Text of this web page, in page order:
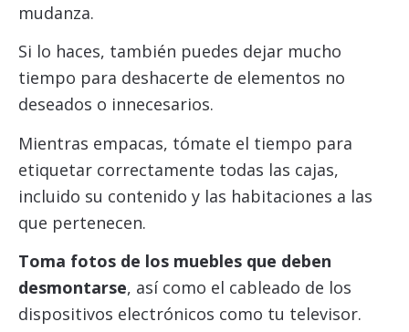
mudanza.
Si lo haces, también puedes dejar mucho
tiempo para deshacerte de elementos no
deseados o innecesarios.
Mientras empacas, tómate el tiempo para
etiquetar correctamente todas las cajas,
incluido su contenido y las habitaciones a las
que pertenecen.
Toma fotos de los muebles que deben
desmontarse, así como el cableado de los
dispositivos electrónicos como tu televisor.